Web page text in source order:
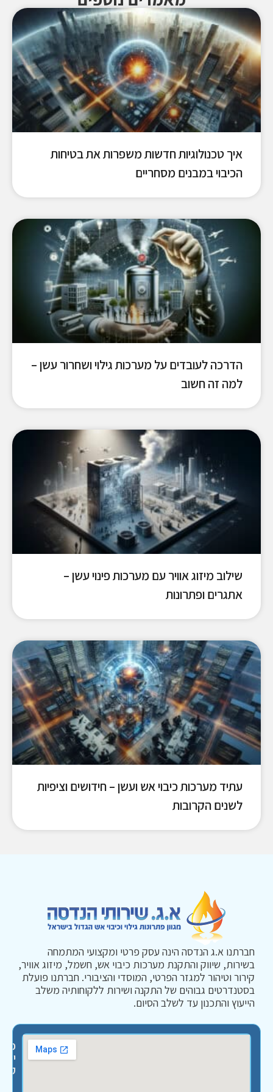
איך טכנולוגיות חדשות משפרות את בטיחות
הכיבוי במבנים מסחריים
הדרכה לעובדים על מערכות גילוי ושחרור עשן –
למה זה חשוב
שילוב מיזוג אוויר עם מערכות פינוי עשן –
אתגרים ופתרונות
עתיד מערכות כיבוי אש ועשן – חידושים וציפיות
לשנים הקרובות
חברתנו א.ג הנדסה הינה עסק פרטי ומקצועי המתמחה
בשירות, שיווק והתקנת מערכות כיבוי אש, חשמל, מיזוג אוויר,
קירור וטיהור למגזר הפרטי, המוסדי והציבורי. חברתנו פועלת
בסטנדרטים גבוהים של התקנה ושירות ללקוחותיה משלב
הייעוץ והתכנון עד לשלב הסיום.
פרטי
קשר